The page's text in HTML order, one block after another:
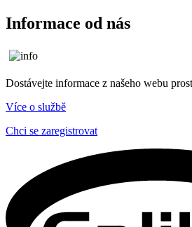
Informace od nás
Dostávejte informace z našeho webu
Více o službě
Chci se zaregistrovat